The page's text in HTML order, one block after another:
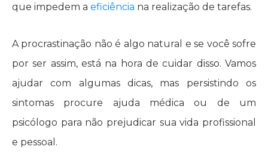
que impedem a eficiência na realização de tarefas.
A procrastinação não é algo natural e se você sofre
por ser assim, está na hora de cuidar disso. Vamos
ajudar com algumas dicas, mas persistindo os
sintomas procure ajuda médica ou de um
psicólogo para não prejudicar sua vida profissional
e pessoal.